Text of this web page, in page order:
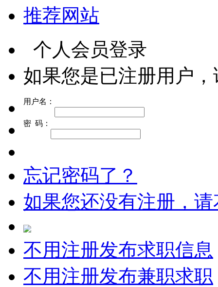
推荐网站
个人会员登录
如果您是已注册用户
用户名：
密 码：
忘记密码了？
如果您还没有注册，
不用注册发布求职信息
不用注册发布兼职求职